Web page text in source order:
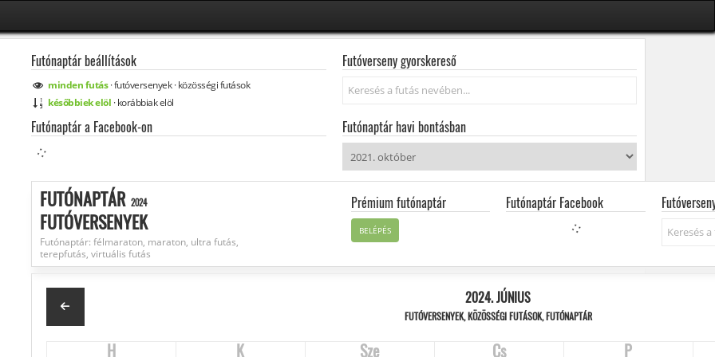
Futónaptár beállítások
mindenfutás·futóversenyek·közösségifutások
későbbiek elöl ·korábbiak elöl
Futónaptár a Facebook-on
FUTÓNAPTÁR 2024
FUTÓVERSENYEK
Futónaptár: félmaraton, maraton, ultra futás,
terepfutás, virtuális futás
Prémium futónaptár
BELÉPÉS
Futónaptár Facebook
Keresés...
2024. JÚNIUS
FUTÓVERSENYEK, KÖZÖSSÉGI FUTÁSOK, FUTÓNAPTÁR
H K Sze Cs
P
Futóverseny gyorskereső
Keresés...
Futónaptár havi bontásban